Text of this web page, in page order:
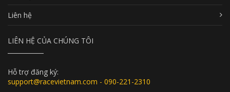
Liên hệ
LIÊN HỆ CỦA CHÚNG TÔI
Hỗ trợ đăng ký:
support@racevietnam.com - 090-221-2310